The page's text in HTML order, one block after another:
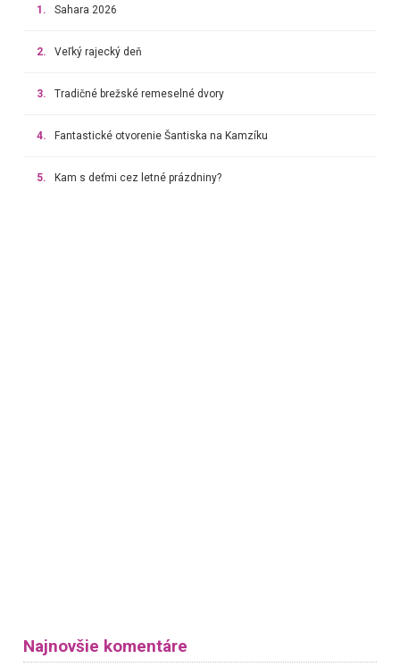
1. Sahara 2026
2. Veľký rajecký deň
3. Tradičné brežské remeselné dvory
4. Fantastické otvorenie Šantiska na Kamzíku
5. Kam s deťmi cez letné prázdniny?
Najnovšie komentáre